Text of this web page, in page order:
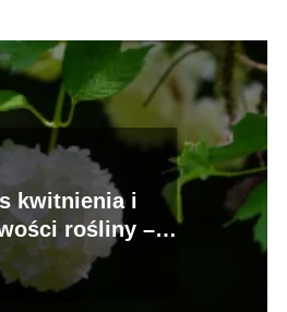
kwitnienia i
rośliny –
kwitnie kalina